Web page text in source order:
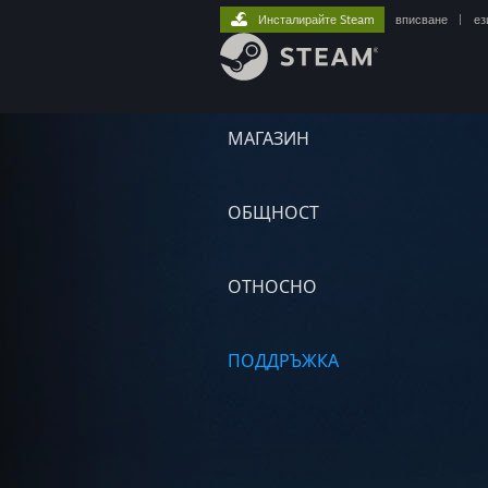
МАГАЗИН
ОБЩНОСТ
ОТНОСНО
ПОДДРЪЖКА
Инсталирайте Steam вписване